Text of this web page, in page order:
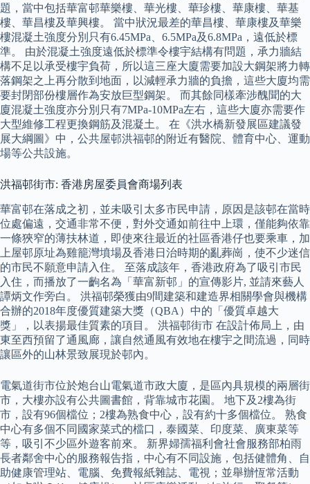
題，當中包括華富邨華樂樓、華光樓、華珍樓、華康樓、華基
樓、華昌樓及華興樓。 當中狀況最差的華昌樓、華康樓及華樂
樓混凝土強度分別只有6.45MPa、6.5MPa及6.8MPa，遠低於標
準。 由於混凝土強度遠低於標準令樓宇結構有問題，承力牆結
構不足以承受樓宇負荷，所以這三座大廈需要加設大鋼架將力轉
落鋼架之上再分散到地面，以減輕承力牆的負擔，這些大廈均需
要封閉部份樓層作為安放巨型鋼架。 而其餘同樣牽涉醜聞的大
廈混凝土強度亦分別只有7MPa-10MPa左右，這些大廈亦需要作
大型維修工程更換鋼筋及混凝土。 在《洪水橋新發展區建議發
展大綱圖》中，公共屋邨洪福邨的附近有醫院、體育中心、運動
場等公共設施。
洪福邨街市: 香港房屋委員會商場列表
華富邨在落成之初，並未吸引太多市民申請，原因是該邨在當時
位處偏遠，交通非常不便，對外交通如前往中上環，僅能夠依靠
一條狹窄的薄扶林道，即使來往最近的社區香港仔也要乘車，加
上屋邨原址為雞籠灣墳場及香港日治時期的亂葬崗，使不少迷信
的市民不願意申請入住。 至落成該年，香港政府為了吸引市民
入住，而播放了一齣名為「華富新邨」的宣傳影片, 並請來藝人
譚炳文作旁白。 洪福邨榮獲由9間建築和建造界相關學會與機構
合辦的2018年度優質建築大獎（QBA）中的「優質卓越大
獎」，以表揚最佳質素的項目。 洪福邨街市 在設計佈局上，由
東至西預留了通風廊，讓自然通風有效地在樓宇之間流過，同時
讓區外的山林景致展現於邨內。
電氣道街市位於炮台山電氣道市政大廈，是區內具規模的兩層街
市，大樓亦設有公共圖書館，背靠城市花園。 地下及2樓為街
市，設有96個檔位；2樓為熟食中心，設有約十多個檔位。 熟食
中心有多個不同國家菜式的檔口，泰國菜、印度菜、廣東菜等
等，吸引不少區外遊客前來。 新界婦孺福利會社會服務部柏雨
長者鄰舍中心的服務報告指，中心有不同設施，包括健體角、自
助健康管理站、電腦、免費報紙雜誌、電視；並舉辦恆常活動